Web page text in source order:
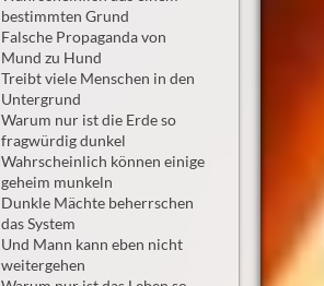
bestimmten Grund
Falsche Propaganda von
Mund zu Hund
Treibt viele Menschen in den
Untergrund
Warum nur ist die Erde so
fragwürdig dunkel
Wahrscheinlich können einige
geheim munkeln
Dunkle Mächte beherrschen
das System
Und Mann kann eben nicht
weitergehen